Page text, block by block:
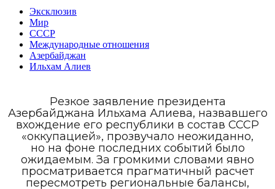
Эксклюзив
Мир
СССР
Международные отношения
Азербайджан
Ильхам Алиев
Резкое заявление президента
Азербайджана Ильхама Алиева, назвавшего
вхождение его республики в состав СССР
«оккупацией», прозвучало неожиданно,
но на фоне последних событий было
ожидаемым. За громкими словами явно
просматривается прагматичный расчет
пересмотреть региональные балансы,